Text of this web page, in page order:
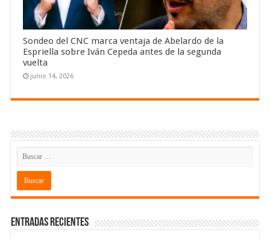
Sondeo del CNC marca ventaja de Abelardo de la
Espriella sobre Iván Cepeda antes de la segunda
vuelta
junio 14, 2026
Entradas recientes